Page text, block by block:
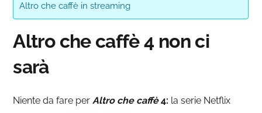
Altro che caffè in streaming
Altro che caffè 4 non ci
sarà
Niente da fare perAltro che caffè4: la serie Netflix